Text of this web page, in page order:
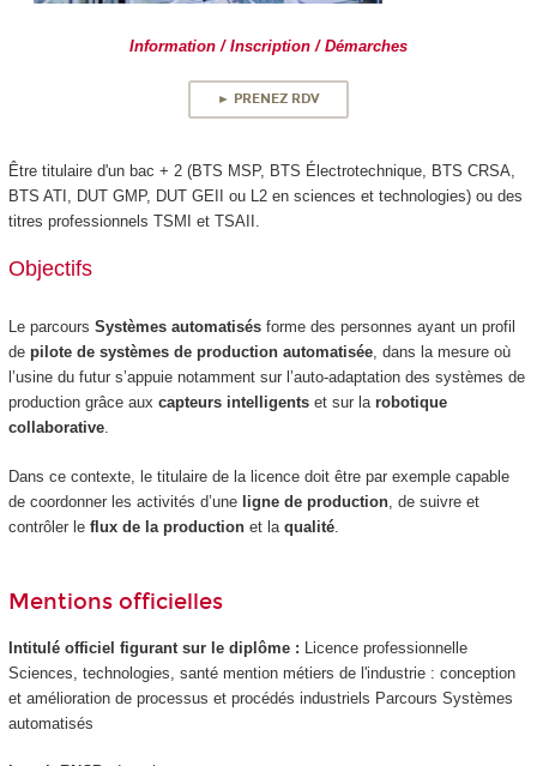
Information / Inscription / Démarches
► PRENEZ RDV
Être titulaire d'un bac + 2 (BTS MSP, BTS Électrotechnique, BTS CRSA,
BTS ATI, DUT GMP, DUT GEII ou L2 en sciences et technologies) ou des
titres professionnels TSMI et TSAII.
Objectifs
Le parcours Systèmes automatisésforme des personnes ayant un profil
de pilote de systèmes de production automatisée, dans la mesure où
l’usine du futur s’appuie notamment sur l’auto-adaptation des systèmes de
production grâce aux capteurs intelligentset sur la robotique
collaborative.
Dans ce contexte, le titulaire de la licence doit être par exemple capable
de coordonner les activités d’une ligne de production, de suivre et
contrôler le flux de la productionet la qualité.
Mentions officielles
Intitulé officiel figurant sur le diplôme :
Licence professionnelle
Sciences, technologies, santé mention métiers de l'industrie : conception
et amélioration de processus et procédés industriels Parcours Systèmes
automatisés